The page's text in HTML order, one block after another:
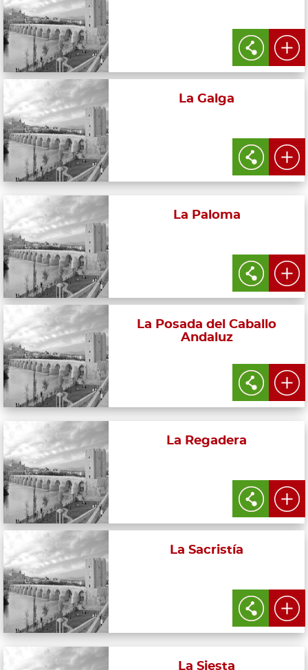
La Galga
La Paloma
La Posada del Caballo
Andaluz
La Regadera
La Sacristía
La Siesta